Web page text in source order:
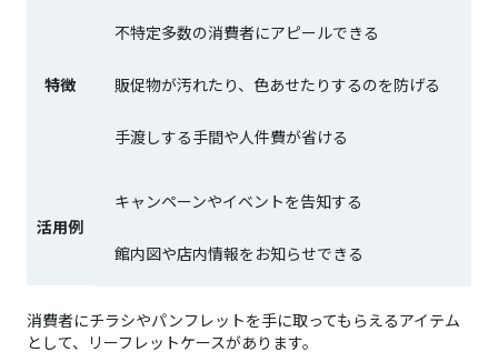
特徴
不特定多数の消費者にアピールできる
販促物が汚れたり、色あせたりするのを防げる
手渡しする手間や人件費が省ける
活用例
キャンペーンやイベントを告知する
館内図や店内情報をお知らせできる
消費者にチラシやパンフレットを手に取ってもらえるアイテム
として、リーフレットケースがあります。